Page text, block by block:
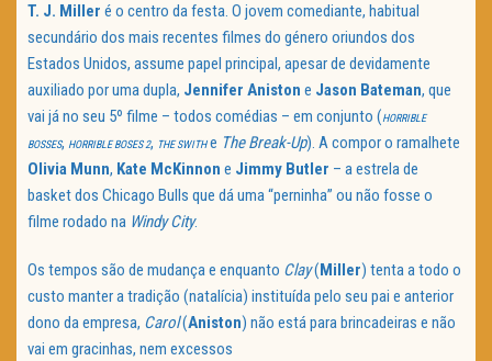
T. J. Miller é o centro da festa. O jovem comediante, habitual
secundário dos mais recentes filmes do género oriundos dos
Estados Unidos, assume papel principal, apesar de devidamente
auxiliado por uma dupla, Jennifer Aniston e Jason Bateman, que
vai já no seu 5º filme – todos comédias – em conjunto (HORRIBLE
BOSSES, HORRIBLE BOSES 2, THE SWITHe The Break-Up). A compor o ramalhete
Olivia Munn, Kate McKinnon e Jimmy Butler – a estrela de
basket dos Chicago Bulls que dá uma “perninha” ou não fosse o
filme rodado na Windy City.
Os tempos são de mudança e enquanto Clay(Miller) tenta a todo o
custo manter a tradição (natalícia) instituída pelo seu pai e anterior
dono da empresa, Carol(Aniston) não está para brincadeiras e não
vai em gracinhas, nem excessos